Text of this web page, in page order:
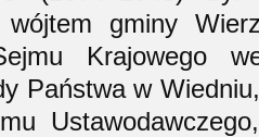
gminy
Krajowego
Państwa w